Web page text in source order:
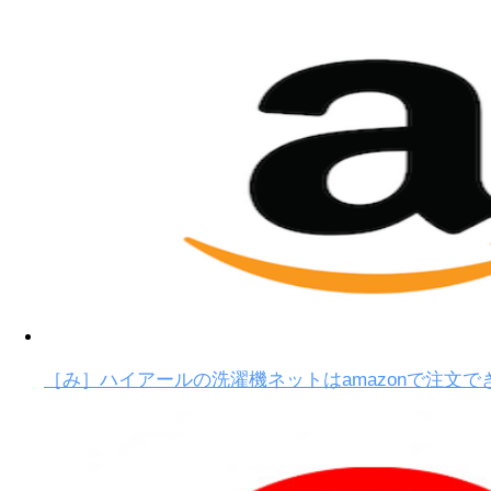
［み］ハイアールの洗濯機ネットはamazonで注文で